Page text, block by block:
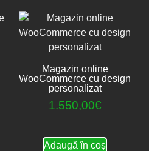
Magazin online
WooCommerce cu design
personalizat
1.550,00€
Adaugă în coș